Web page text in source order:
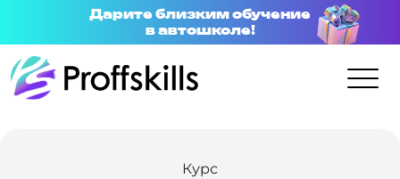
Дарите близким обучение
в автошколе!
Курс